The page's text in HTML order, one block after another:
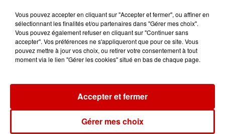
Destination Vacances - Gagnez
votre séjour en famille au cœur
de la...
Newsletter
Vous pouvez accepter en cliquant sur "Accepter et fermer", ou affiner en
sélectionnant les finalités et/ou partenaires dans "Gérer mes choix".
Vous pouvez également refuser en cliquant sur "Continuer sans
accepter". Vos préférences ne s'appliqueront que pour ce site. Vous
pouvez mettre à jour vos choix, ou retirer votre consentement à tout
moment via le lien "Gérer les cookies" situé en bas de chaque page.
Gérer mes choix
Accepter et fermer